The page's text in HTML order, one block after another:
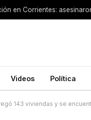
Videos Política
143 viviendas y se